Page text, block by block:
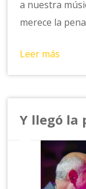
a nuestra
merece la
Leer más
Y llegó la